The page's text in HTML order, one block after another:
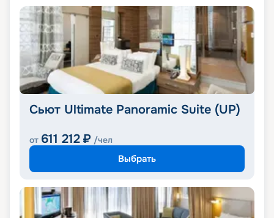
Сьют Ultimate Panoramic Suite (UP)
от 611 212 ₽ /чел
Выбрать